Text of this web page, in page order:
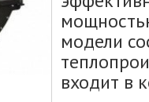
модели
входит в